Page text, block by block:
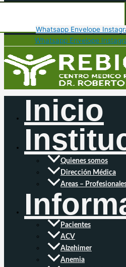
Whatsapp Envelope
Whatsapp Envelope
Inicio
Quienes somos
Dirección Médica
Areas –
Pacientes
ACV
Alzehimer
Anemia